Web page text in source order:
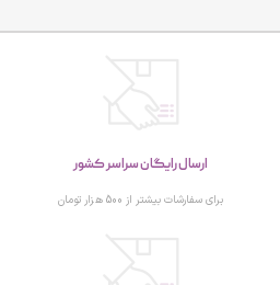
ارسال رایگان سراسر کشور
برای سفارشات بیشتر از 500 هزار تومان